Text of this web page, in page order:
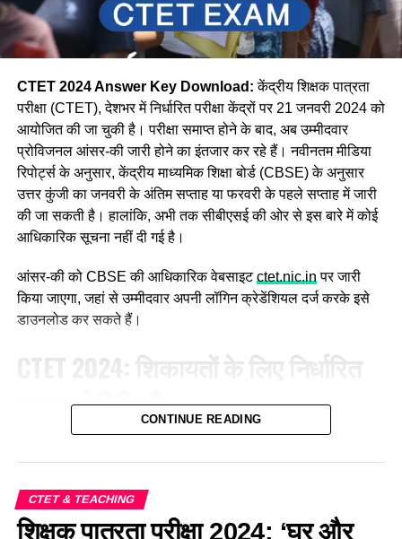
CTET 2024 Answer Key Download:केंद्रीय शिक्षक पात्रता
परीक्षा (CTET), देशभर में निर्धारित परीक्षा केंद्रों पर 21 जनवरी 2024 को
आयोजित की जा चुकी है। परीक्षा समाप्त होने के बाद, अब उम्मीदवार
प्रोविजनल आंसर-की जारी होने का इंतजार कर रहे हैं। नवीनतम मीडिया
रिपोर्ट्स के अनुसार, केंद्रीय माध्यमिक शिक्षा बोर्ड (CBSE) के अनुसार
उत्तर कुंजी का जनवरी के अंतिम सप्ताह या फरवरी के पहले सप्ताह में जारी
की जा सकती है। हालांकि, अभी तक सीबीएसई की ओर से इस बारे में कोई
आधिकारिक सूचना नहीं दी गई है।
आंसर-की को CBSE की आधिकारिक वेबसाइटctet.nic.in पर जारी
किया जाएगा, जहां से उम्मीदवार अपनी लॉगिन क्रेडेंशियल दर्ज करके इसे
डाउनलोड कर सकते हैं।
CTET 2024: शिकायतों के लिए निर्धारित
महत्वपूर्ण तिथियाँ
जिन उम्मीदवारों ने CTET परीक्षा में भाग लिया है, वे आंसर-की डाउनलोड
करके अपने उत्तरों की मिलान कर सकते हैं। इसके साथ ही यदि किसी
ऑब्जेक्शन विंडो के माध्यम से अपनी आपत्ति दर्ज कर पाएँगें। आपत्ति दर्ज
करने के लिए उम्मीदवारों को प्रति प्रश्न निर्धारित शुल्क का भुगतान करना
CONTINUE READING
CTET & TEACHING
शिक्षक पात्रता परीक्षा 2024: ‘घर और